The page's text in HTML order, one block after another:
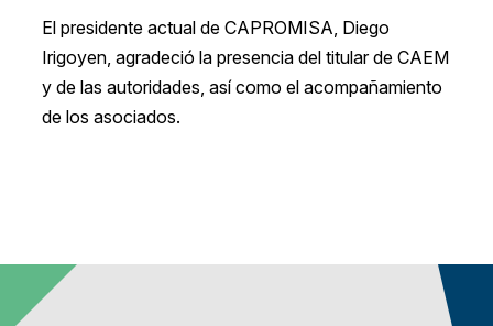
El presidente actual de CAPROMISA, Diego
Irigoyen, agradeció la presencia del titular de CAEM
y de las autoridades, así como el acompañamiento
de los asociados.